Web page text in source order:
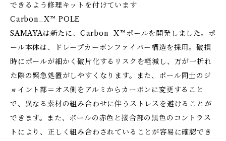
できるよう修理キットを付けています
Carbon_X™ POLE
SAMAYAは新たに、Carbon_X™ポールを開発しました。ポ
ール本体は、ドレープカーボンファイバー構造を採用。破損
時にポールが細かく破片化するリスクを軽減し、万が一折れ
た際の緊急処置がしやすくなります。また、ポール同士のジ
ョイント部＝オス側をアルミからカーボンに変更すること
で、異なる素材の組み合わせに伴うストレスを避けることが
できます。また、ポールの赤色と接合部の黒色のコントラス
トにより、正しく組み合わされていることが容易に確認でき